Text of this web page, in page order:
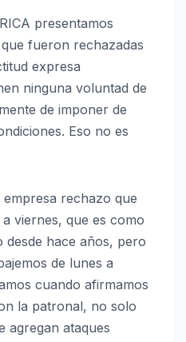
presentamos
fueron rechazadas
expresa
ninguna voluntad de
de imponer de
Eso no es
rechazo que
viernes, que es como
hace años, pero
de lunes a
cuando afirmamos
la patronal, no solo
agregan ataques